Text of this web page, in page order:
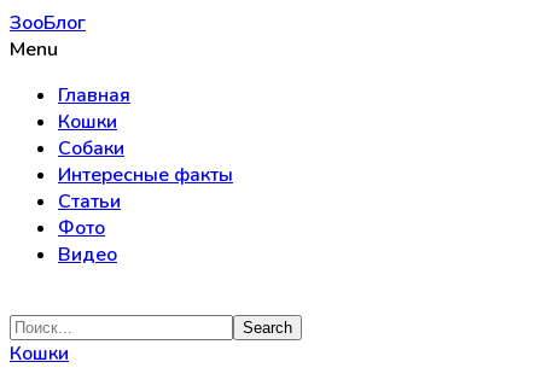
ЗооБлог
Menu
Главная
Кошки
Собаки
Интересные факты
Статьи
Фото
Видео
Кошки